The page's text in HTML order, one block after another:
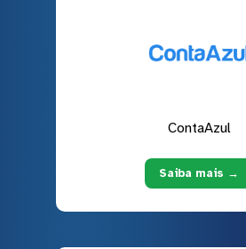
ContaAzul
Saiba mais →